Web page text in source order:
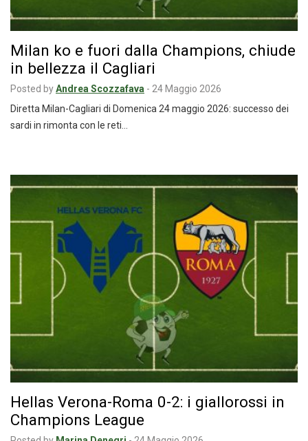
Milan ko e fuori dalla Champions, chiude
in bellezza il Cagliari
Posted byAndrea Scozzafava - 24 Maggio 2026
Diretta Milan-Cagliari di Domenica 24 maggio 2026: successo dei
sardi in rimonta con le reti…
Hellas Verona-Roma 0-2: i giallorossi in
Champions League